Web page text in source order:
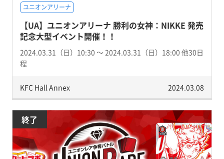
ユニオンアリーナ
【UA】ユニオンアリーナ 勝利の女神：NIKKE 発売
記念大型イベント開催！！
2024.03.31（日）10:30 〜 2024.03.31（日）18:00 他30日
程
KFC Hall Annex 2024.03.08
終了